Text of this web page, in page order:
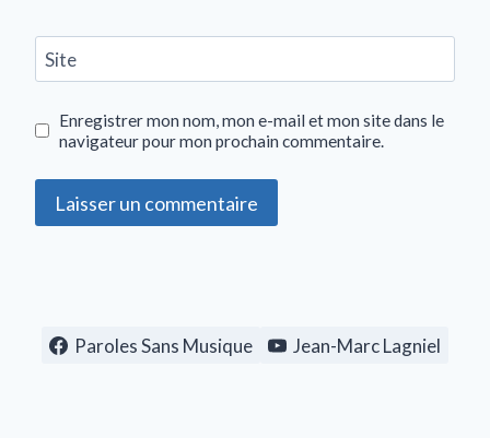
Site
Enregistrer mon nom, mon e-mail et mon site dans le
navigateur pour mon prochain commentaire.
Paroles Sans Musique Jean-Marc Lagniel